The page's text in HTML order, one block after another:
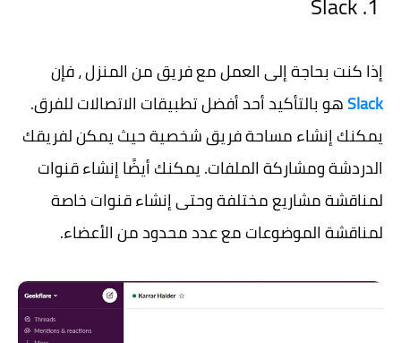
إذا كنت بحاجة إلى العمل مع فريق من المنزل ، فإن
Slackهو بالتأكيد أحد أفضل تطبيقات الاتصالات للفرق.
يمكنك إنشاء مساحة فريق شخصية حيث يمكن لفريقك
الدردشة ومشاركة الملفات. يمكنك أيضًا إنشاء قنوات
لمناقشة مشاريع مختلفة وحتى إنشاء قنوات خاصة
لمناقشة الموضوعات مع عدد محدود من الأعضاء.